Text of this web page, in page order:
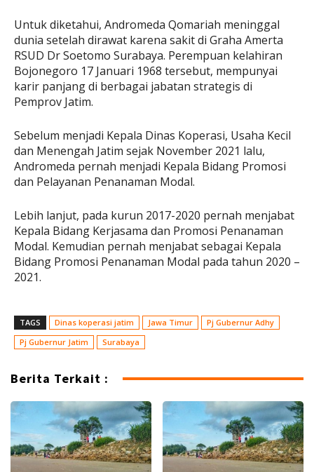
Untuk diketahui, Andromeda Qomariah meninggal
dunia setelah dirawat karena sakit di Graha Amerta
RSUD Dr Soetomo Surabaya. Perempuan kelahiran
Bojonegoro 17 Januari 1968 tersebut, mempunyai
karir panjang di berbagai jabatan strategis di
Pemprov Jatim.
Sebelum menjadi Kepala Dinas Koperasi, Usaha Kecil
dan Menengah Jatim sejak November 2021 lalu,
Andromeda pernah menjadi Kepala Bidang Promosi
dan Pelayanan Penanaman Modal.
Lebih lanjut, pada kurun 2017-2020 pernah menjabat
Kepala Bidang Kerjasama dan Promosi Penanaman
Modal. Kemudian pernah menjabat sebagai Kepala
Bidang Promosi Penanaman Modal pada tahun 2020 –
2021.
TAGS Dinas koperasi jatim Jawa Timur
Pj Gubernur Adhy
Pj Gubernur Jatim
Surabaya
Berita Terkait :